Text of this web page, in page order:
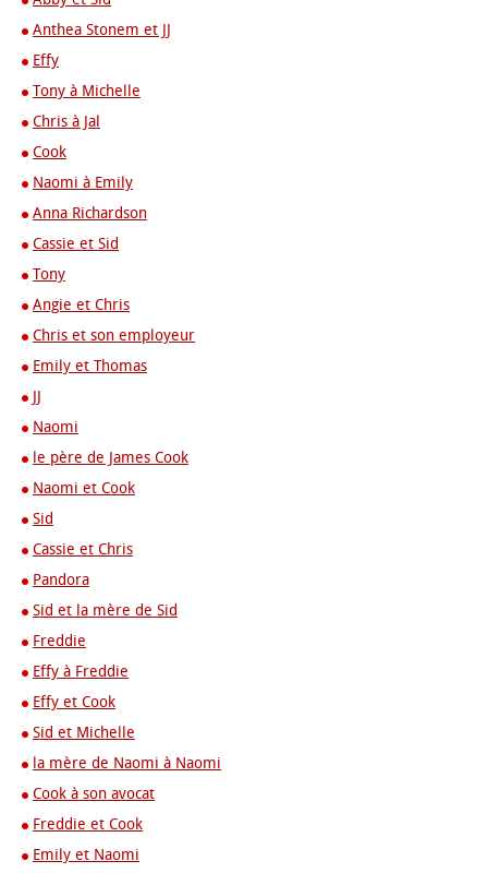
Anthea Stonem et JJ
Effy
Tony à Michelle
Chris à Jal
Cook
Naomi à Emily
Anna Richardson
Cassie et Sid
Tony
Angie et Chris
Chris et son employeur
Emily et Thomas
JJ
Naomi
le père de James Cook
Naomi et Cook
Sid
Cassie et Chris
Pandora
Sid et la mère de Sid
Freddie
Effy à Freddie
Effy et Cook
Sid et Michelle
la mère de Naomi à Naomi
Cook à son avocat
Freddie et Cook
Emily et Naomi